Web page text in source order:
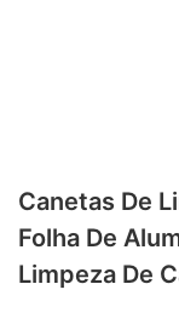
Canetas De
Folha De
Limpeza De